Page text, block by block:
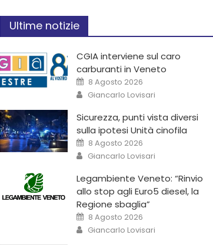
Ultime notizie
CGIA interviene sul caro
carburanti in Veneto
8 Agosto 2026
Giancarlo Lovisari
Sicurezza, punti vista diversi
sulla ipotesi Unità cinofila
8 Agosto 2026
Giancarlo Lovisari
Legambiente Veneto: “Rinvio
allo stop agli Euro5 diesel, la
Regione sbaglia”
8 Agosto 2026
Giancarlo Lovisari